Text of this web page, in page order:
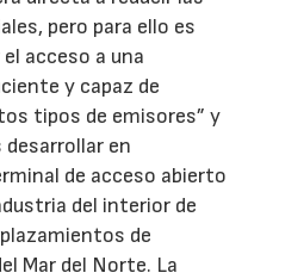
pero para ello es
acceso a una
y capaz de
tipos de emisores” y
desarrollar en
de acceso abierto
del interior de
de
Mar del Norte. La